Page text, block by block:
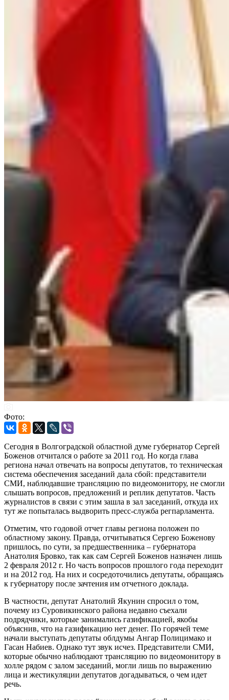
Фото:
Сегодня в Волгоградской областной думе губернатор Сергей
Боженов отчитался о работе за 2011 год. Но когда глава
региона начал отвечать на вопросы депутатов, то техническая
система обеспечения заседаний дала сбой: представители
СМИ, наблюдавшие трансляцию по видеомонитору, не смогли
слышать вопросов, предложений и реплик депутатов. Часть
журналистов в связи с этим зашла в зал заседаний, откуда их
тут же попыталась выдворить пресс-служба регпарламента.
Отметим, что годовой отчет главы региона положен по
областному закону. Правда, отчитываться Сергею Боженову
пришлось, по сути, за предшественника – губернатора
Анатолия Бровко, так как сам Сергей Боженов назначен лишь
2 февраля 2012 г. Но часть вопросов прошлого года переходит
и на 2012 год. На них и сосредоточились депутаты, обращаясь
к губернатору после зачтения им отчетного доклада.
В частности, депутат Анатолий Якунин спросил о том,
почему из Суровикинского района недавно съехали
подрядчики, которые занимались газификацией, якобы
объяснив, что на газификацию нет денег. По горячей теме
начали выступать депутаты облдумы Ангар Полицимако и
Гасан Набиев. Однако тут звук исчез. Представители СМИ,
которые обычно наблюдают трансляцию по видеомонитору в
холле рядом с залом заседаний, могли лишь по выражению
лица и жестикуляции депутатов догадываться, о чем идет
речь.